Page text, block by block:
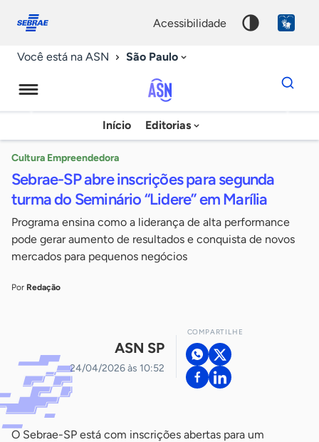
conosco
acessibilidade
Você está na ASN São Paulo
Agência
Sebrae
Notícias
Início Editorias
Dados
para
chave
Cultura Empreendedora
Sebrae-SP abre inscrições para segunda
turma do Seminário “Lidere” em Marília
Programa ensina como a liderança de alta performance
pode gerar aumento de resultados e conquista de novos
mercados para pequenos negócios
Por Redação
ASN SP
24/04/2026 às 10:52
COMPARTILHE
O Sebrae-SP está com inscrições abertas para um